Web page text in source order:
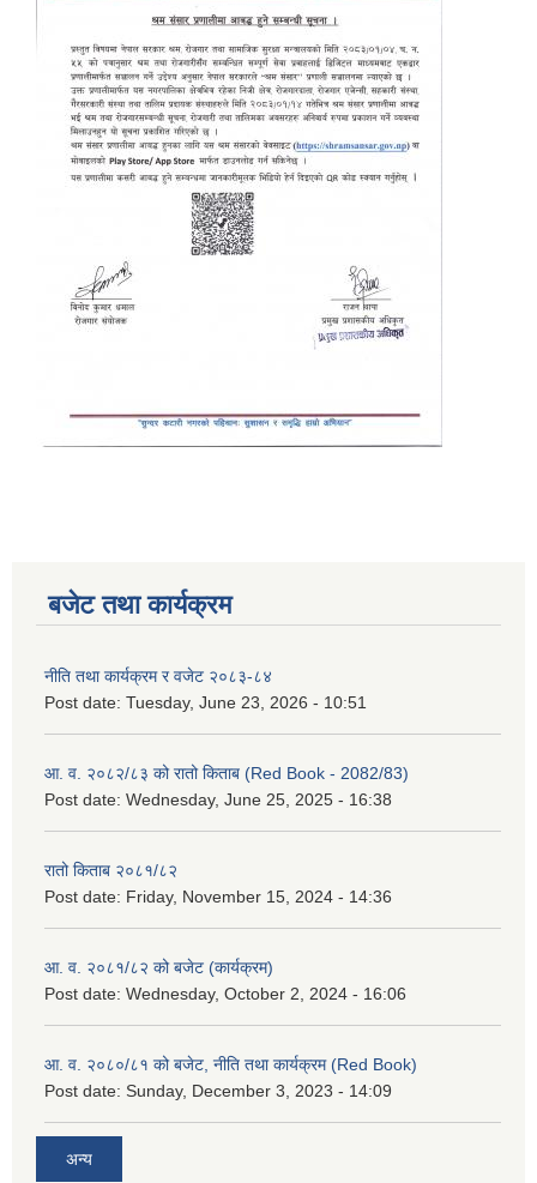
बजेट तथा कार्यक्रम
नीति तथा कार्यक्रम र वजेट २०८३-८४
Post date: Tuesday, June 23, 2026 - 10:51
आ. व. २०८२/८३ को रातो किताब (Red Book - 2082/83)
Post date: Wednesday, June 25, 2025 - 16:38
रातो किताब २०८१/८२
Post date: Friday, November 15, 2024 - 14:36
आ. व. २०८१/८२ को बजेट (कार्यक्रम)
Post date: Wednesday, October 2, 2024 - 16:06
आ. व. २०८०/८१ को बजेट, नीति तथा कार्यक्रम (Red Book)
Post date: Sunday, December 3, 2023 - 14:09
अन्य